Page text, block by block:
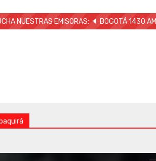
NUESTRAS EMISORAS: 🔈 BOGOTÁ 1430 AM